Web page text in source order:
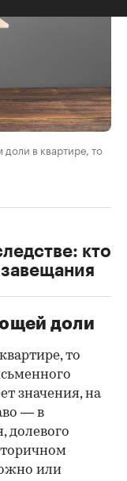
доли в квартире, то
кто
доли
то
значения, на
— в
долевого
или